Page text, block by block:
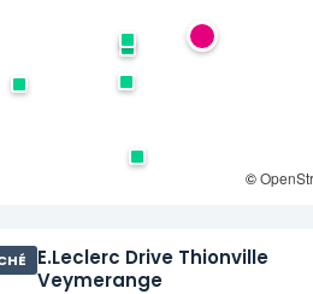
©
E.Leclerc Drive Thionville
Veymerange